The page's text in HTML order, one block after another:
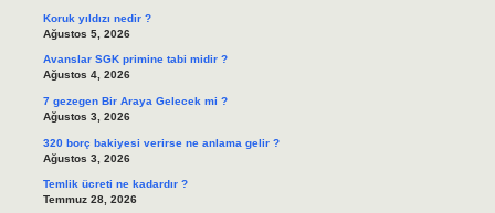
Koruk yıldızı nedir ?
Ağustos 5, 2026
Avanslar SGK primine tabi midir ?
Ağustos 4, 2026
7 gezegen Bir Araya Gelecek mi ?
Ağustos 3, 2026
320 borç bakiyesi verirse ne anlama gelir ?
Ağustos 3, 2026
Temlik ücreti ne kadardır ?
Temmuz 28, 2026